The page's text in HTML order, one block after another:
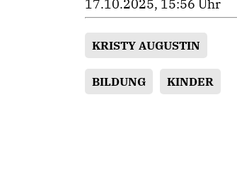
17.10.2025, 15:56 Uhr
KRISTY AUGUSTIN
BILDUNG KINDER